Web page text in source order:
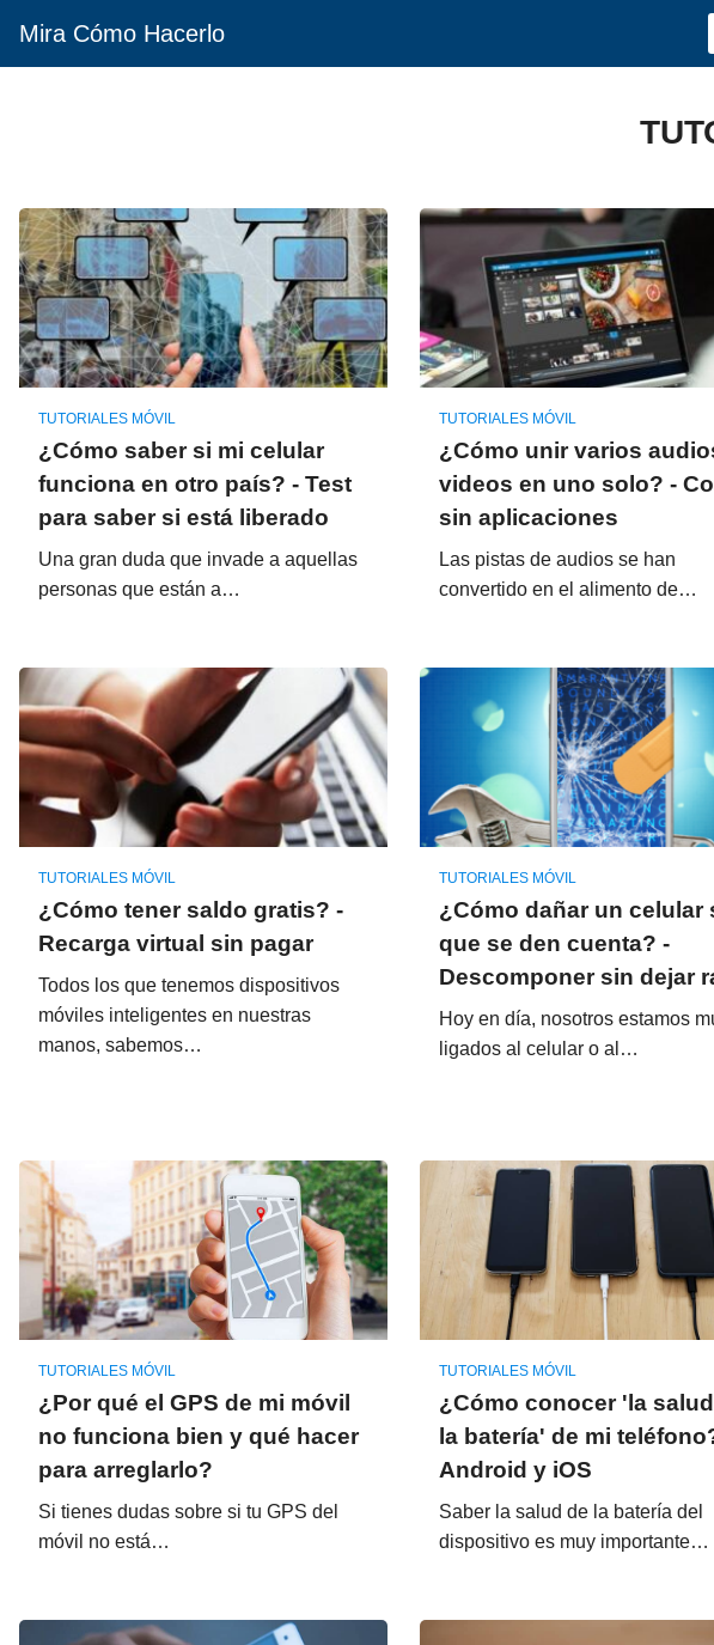
Mira Cómo Hacerlo
TUTORIALES MÓVIL
¿Cómo saber si mi celular
funciona en otro país? - Test
para saber si está liberado
Una gran duda que invade a aquellas
personas que están a…
TUTORIALES MÓVIL
¿Cómo unir varios
videos en uno solo? -
sin aplicaciones
Las pistas de audios se han
convertido en el alimento de…
TUTORIALES MÓVIL
¿Cómo tener saldo gratis? -
Recarga virtual sin pagar
Todos los que tenemos dispositivos
móviles inteligentes en nuestras
manos, sabemos…
TUTORIALES MÓVIL
¿Cómo dañar un celular
que se den cuenta? -
Descomponer sin dejar
Hoy en día, nosotros estamos
ligados al celular o al…
TUTORIALES MÓVIL
¿Por qué el GPS de mi móvil
no funciona bien y qué hacer
para arreglarlo?
Si tienes dudas sobre si tu GPS del
móvil no está…
TUTORIALES MÓVIL
¿Cómo conocer 'la
la batería' de mi
Android y iOS
Saber la salud de la batería del
dispositivo es muy importante…